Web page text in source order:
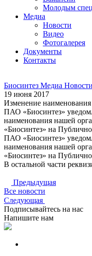
Молодым
Медиа
Новости
Видео
Фотогалерея
Документы
Контакты
Биосинтез Медиа Новости
19 июня 2017
Изменение
ПАО «Биосинтез»
наименования нашей
«Биосинтез» на
ПАО «Биосинтез»
наименования нашей
«Биосинтез» на
В остальной части
Предыдущая
Все новости
Следующая
Подписывайтесь на нас
Напишите нам